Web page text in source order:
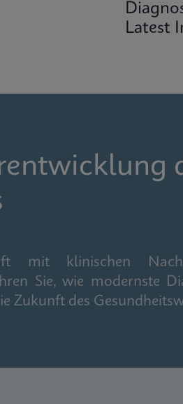
Latest
mit klinischen
Sie, wie modernste
Zukunft des